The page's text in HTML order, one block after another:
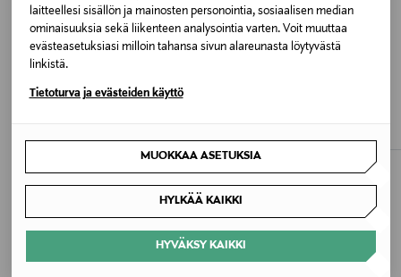
laitteellesi sisällön ja mainosten personointia, sosiaalisen median
ominaisuuksia sekä liikenteen analysointia varten. Voit muuttaa
evästeasetuksiasi milloin tahansa sivun alareunasta löytyvästä
linkistä.
Tietoturva ja evästeiden käyttö
MUOKKAA ASETUKSIA
HYLKÄÄ KAIKKI
HYVÄKSY KAIKKI
Väri
OPEN BLUE
Valmistusmaa
JOSEPH RIBKOFF
LISÄÄ KIINNOSTAVIA